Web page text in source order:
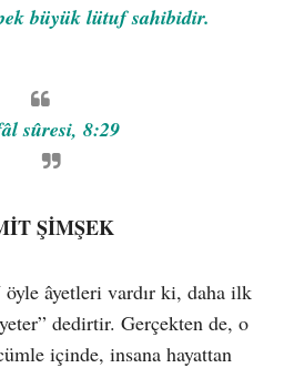
büyük lütuf sahibidir.
sûresi, 8:29
ŞİMŞEK
âyetleri vardır ki, daha ilk
dedirtir. Gerçekten de, o
içinde, insana hayattan